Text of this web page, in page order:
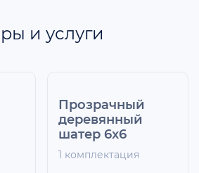
и услуги
Прозрачный
деревянный
шатер 6x6
1 комплектация